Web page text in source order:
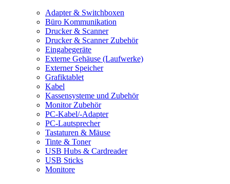
Adapter & Switchboxen
Büro Kommunikation
Drucker & Scanner
Drucker & Scanner Zubehör
Eingabegeräte
Externe Gehäuse (Laufwerke)
Externer Speicher
Grafiktablet
Kabel
Kassensysteme und Zubehör
Monitor Zubehör
PC-Kabel/-Adapter
PC-Lautsprecher
Tastaturen & Mäuse
Tinte & Toner
USB Hubs & Cardreader
USB Sticks
Monitore